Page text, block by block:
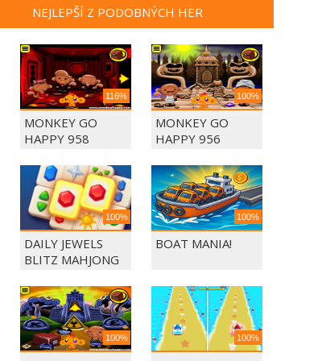
NEJLEPŠÍ Z PODOBNÝCH HER
116%
MONKEY GO
HAPPY 958
100%
MONKEY GO
HAPPY 956
100%
DAILY JEWELS
BLITZ MAHJONG
100%
BOAT MANIA!
100% 100%